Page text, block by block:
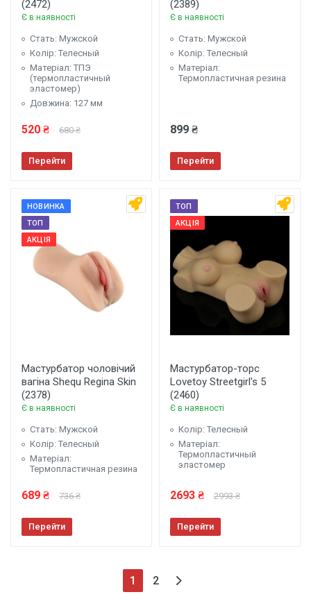
(2472)
Є в наявності
Стать: Мужской
Колір: Телесный
Матеріал: ТПЭ
(термопластичный
эластомер)
Довжина: 127 мм
520 ₴ 680 ₴
Перейти
(2389)
Є в наявності
Стать: Мужской
Колір: Телесный
Матеріал:
Термопластичная резина
899 ₴
Перейти
НОВИНКА
ТОП
АКЦІЯ
Мастурбатор чоловічий
вагіна Shequ Regina Skin
(2378)
Є в наявності
Стать: Мужской
Колір: Телесный
Матеріал:
Термопластичная резина
689 ₴ 736 ₴
Перейти
ТОП
АКЦІЯ
Мастурбатор-торс
Lovetoy Streetgirl's 5
(2460)
Є в наявності
Колір: Телесный
Матеріал:
Термопластичный
эластомер
2693 ₴ 2993 ₴
Перейти
1 (поточна)
2